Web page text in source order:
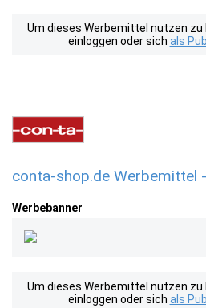
Um dieses Werbemittel nutzen zu
einloggen oder sich als
conta-shop.de Werbemittel
Werbebanner
Um dieses Werbemittel nutzen zu
einloggen oder sich als